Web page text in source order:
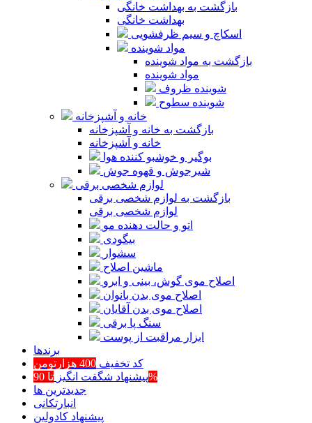
بازگشت به بهداشت خانگی
بهداشت خانگی
اسکاچ و سیم ظرفشویی
مواد شوینده
بازگشت به مواد شوینده
مواد شوینده
شوینده ظروف
شوینده سطوح
خانه و آشپزخانه
بازگشت به خانه و آشپزخانه
خانه و آشپزخانه
بوگیر و خوشبو کننده هوا
شیرجوش و قهوه جوش
لوازم شخصی برقی
بازگشت به لوازم شخصی برقی
لوازم شخصی برقی
اتو و حالت دهنده مو
بیگودی
سشوار
ماشین اصلاح
اصلاح موی گوش، بینی و ابرو
اصلاح موی بدن بانوان
اصلاح موی بدن آقایان
سنگ پا برقی
ابزار مراقبت از پوست
برند‌ها
کد تخفیف 400 هزارتومن
پیشنهاد شگفت انگیزتا 90%
جدیدترین ها
انبارتکانی
پیشنهاد کادولین